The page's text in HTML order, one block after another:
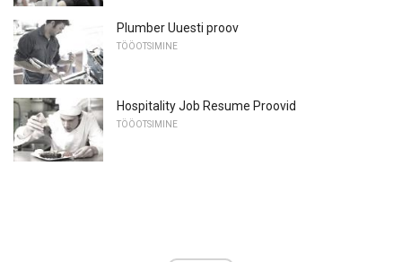
Plumber Uuesti proov
TÖÖOTSIMINE
Hospitality Job Resume Proovid
TÖÖOTSIMINE